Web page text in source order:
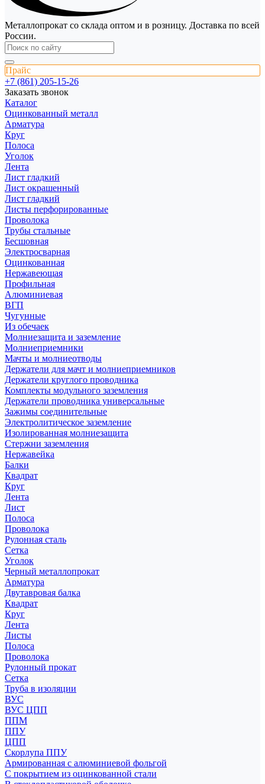
Металлопрокат со склада оптом и в розницу. Доставка по всей
России.
Прайс
+7 (861) 205-15-26
Заказать звонок
Каталог
Оцинкованный металл
Арматура
Круг
Полоса
Уголок
Лента
Лист гладкий
Лист окрашенный
Лист гладкий
Листы перфорированные
Проволока
Трубы стальные
Бесшовная
Электросварная
Оцинкованная
Нержавеющая
Профильная
Алюминиевая
ВГП
Чугунные
Из обечаек
Молниезащита и заземление
Молниеприемники
Мачты и молниеотводы
Держатели для мачт и молниеприемников
Держатели круглого проводника
Комплекты модульного заземления
Держатели проводника универсальные
Зажимы соединительные
Электролитическое заземление
Изолированная молниезащита
Стержни заземления
Нержавейка
Балки
Квадрат
Круг
Лента
Лист
Полоса
Проволока
Рулонная сталь
Сетка
Уголок
Черный металлопрокат
Арматура
Двутавровая балка
Квадрат
Круг
Лента
Листы
Полоса
Проволока
Рулонный прокат
Сетка
Труба в изоляции
ВУС
ВУС ЦПП
ППМ
ППУ
ЦПП
Скорлупа ППУ
Армированная с алюминиевой фольгой
С покрытием из оцинкованной стали